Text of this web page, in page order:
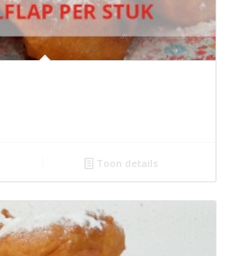
Toon details